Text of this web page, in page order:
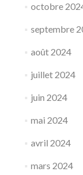
octobre
septembre
août 2024
juillet 2024
juin 2024
mai 2024
avril 2024
mars 2024